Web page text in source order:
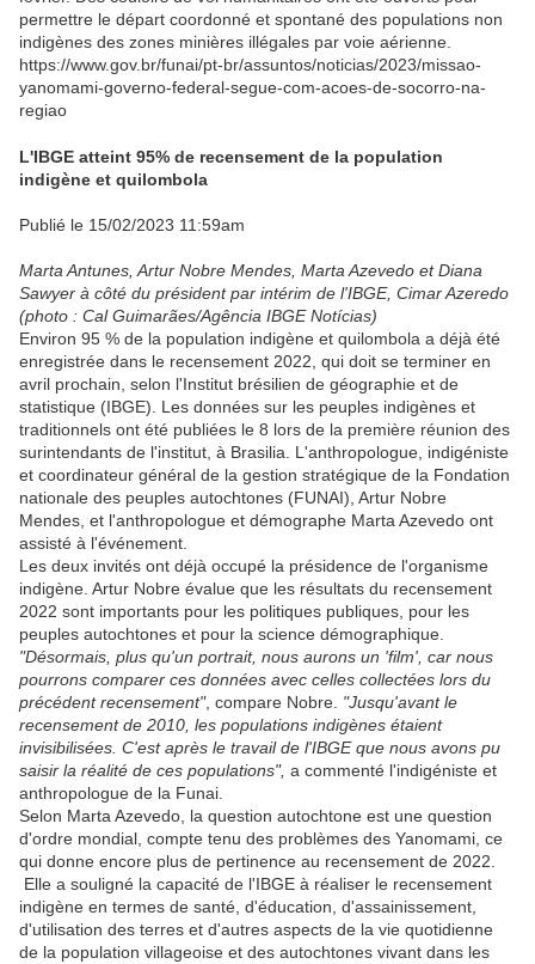
permettre le départ coordonné et spontané des populations non
indigènes des zones minières illégales par voie aérienne.
https://www.gov.br/funai/pt-br/assuntos/noticias/2023/missao-
yanomami-governo-federal-segue-com-acoes-de-socorro-na-
regiao
L'IBGE atteint 95% de recensement de la population
indigène et quilombola
Publié le 15/02/2023 11:59am
Marta Antunes, Artur Nobre Mendes, Marta Azevedo et Diana
Sawyer à côté du président par intérim de l'IBGE, Cimar Azeredo
(photo : Cal Guimarães/Agência IBGE Notícias)
Environ 95 % de la population indigène et quilombola a déjà été
enregistrée dans le recensement 2022, qui doit se terminer en
avril prochain, selon l'Institut brésilien de géographie et de
statistique (IBGE). Les données sur les peuples indigènes et
traditionnels ont été publiées le 8 lors de la première réunion des
surintendants de l'institut, à Brasilia. L'anthropologue, indigéniste
et coordinateur général de la gestion stratégique de la Fondation
nationale des peuples autochtones (FUNAI), Artur Nobre
Mendes, et l'anthropologue et démographe Marta Azevedo ont
assisté à l'événement.
Les deux invités ont déjà occupé la présidence de l'organisme
indigène. Artur Nobre évalue que les résultats du recensement
2022 sont importants pour les politiques publiques, pour les
peuples autochtones et pour la science démographique.
"Désormais, plus qu'un portrait, nous aurons un 'film', car nous
pourrons comparer ces données avec celles collectées lors du
précédent recensement", compare Nobre. "Jusqu'avant le
recensement de 2010, les populations indigènes étaient
invisibilisées. C'est après le travail de l'IBGE que nous avons pu
saisir la réalité de ces populations", a commenté l'indigéniste et
anthropologue de la Funai.
Selon Marta Azevedo, la question autochtone est une question
d'ordre mondial, compte tenu des problèmes des Yanomami, ce
qui donne encore plus de pertinence au recensement de 2022.
Elle a souligné la capacité de l'IBGE à réaliser le recensement
indigène en termes de santé, d'éducation, d'assainissement,
d'utilisation des terres et d'autres aspects de la vie quotidienne
de la population villageoise et des autochtones vivant dans les